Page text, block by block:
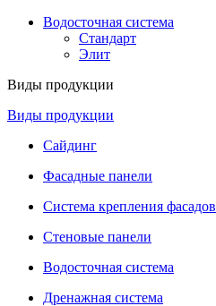
Водосточная система
Стандарт
Элит
Виды продукции
Виды продукции
Сайдинг
Фасадные панели
Система крепления фасадов
Стеновые панели
Водосточная система
Дренажная система